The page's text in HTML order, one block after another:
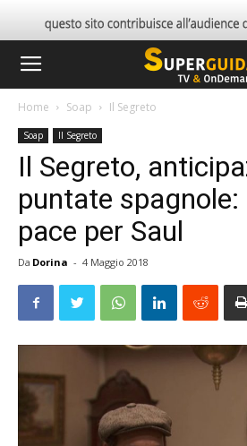
Home Soap Il Segreto
Soap Il Segreto
Il Segreto,
puntate spagnole:
pace per Saul
Da Dorina - 4 Maggio 2018